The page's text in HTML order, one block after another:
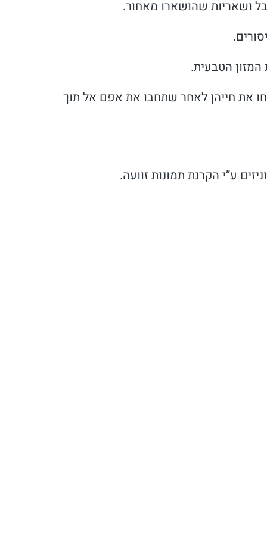
ושאריות שהושארו מאחור.
הטבעית.
את חייהן לאחר שתחבו את אפם אל תוך
ע”י הקרנת תמונות זוועה.